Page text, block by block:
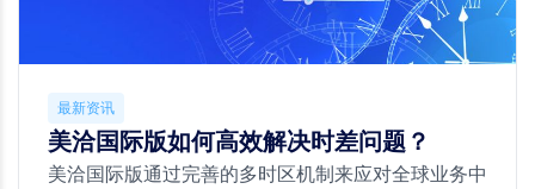
最新资讯
美洽国际版如何高效解决时差问题？
美洽国际版通过完善的多时区机制来应对全球业务中